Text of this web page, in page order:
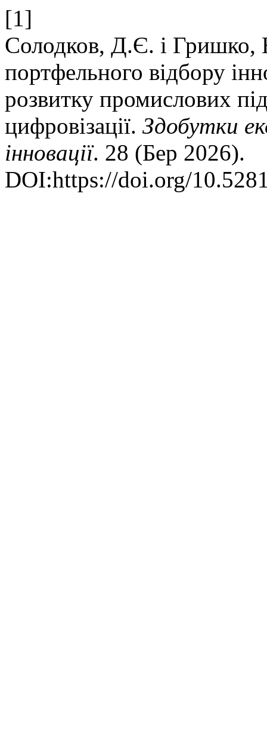
[1]
Солодков, Д.Є. і
портфельного відбору
розвитку промислових
цифровізації. Здобутки
інновації. 28 (Бер 2026).
DOI:https://doi.org/